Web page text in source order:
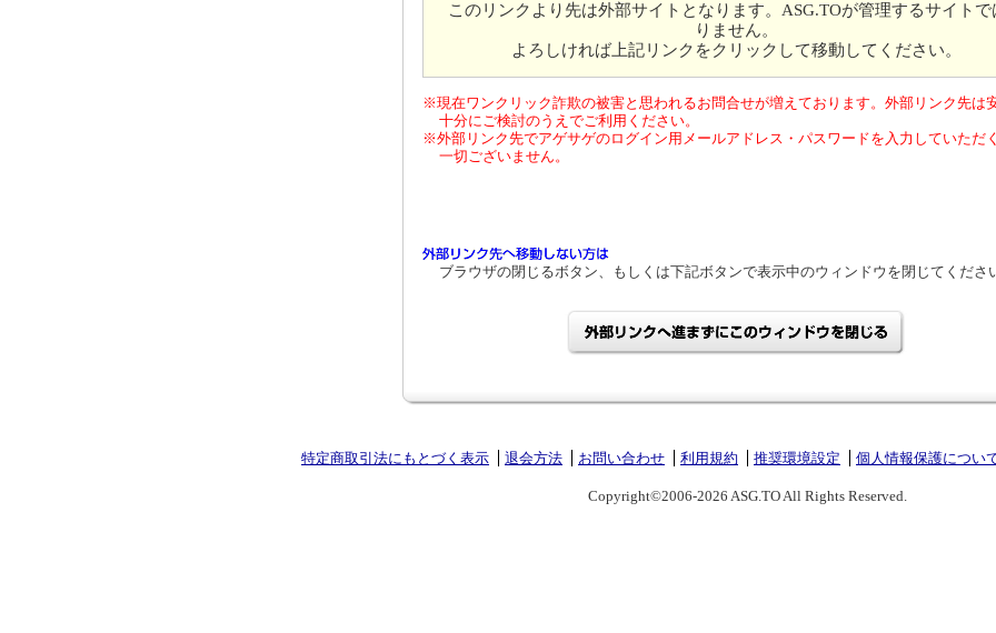
このリンクより先は外部サイトとなります。ASG.TOが管理するサイトで
りません。
よろしければ上記リンクをクリックして移動してください。
※現在ワンクリック詐欺の被害と思われるお問合せが増えております。外部リンク先は
十分にご検討のうえでご利用ください。
※外部リンク先でアゲサゲのログイン用メールアドレス・パスワードを入力していただ
一切ございません。
ブラウザの閉じるボタン、もしくは下記ボタンで表示中のウィンドウを閉じてくださ
特定商取引法にもとづく表示 退会方法 お問い合わせ 利用規約 推奨環境設定 個人情報保護につい
Copyright©2006-2026 ASG.TO All Rights Reserved.